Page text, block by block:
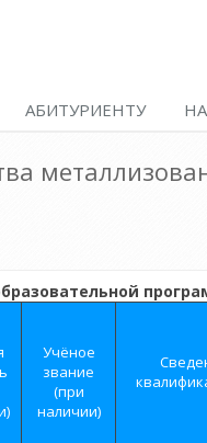
АБИТУРИЕНТУ
Учёное
звание
(при
наличии)